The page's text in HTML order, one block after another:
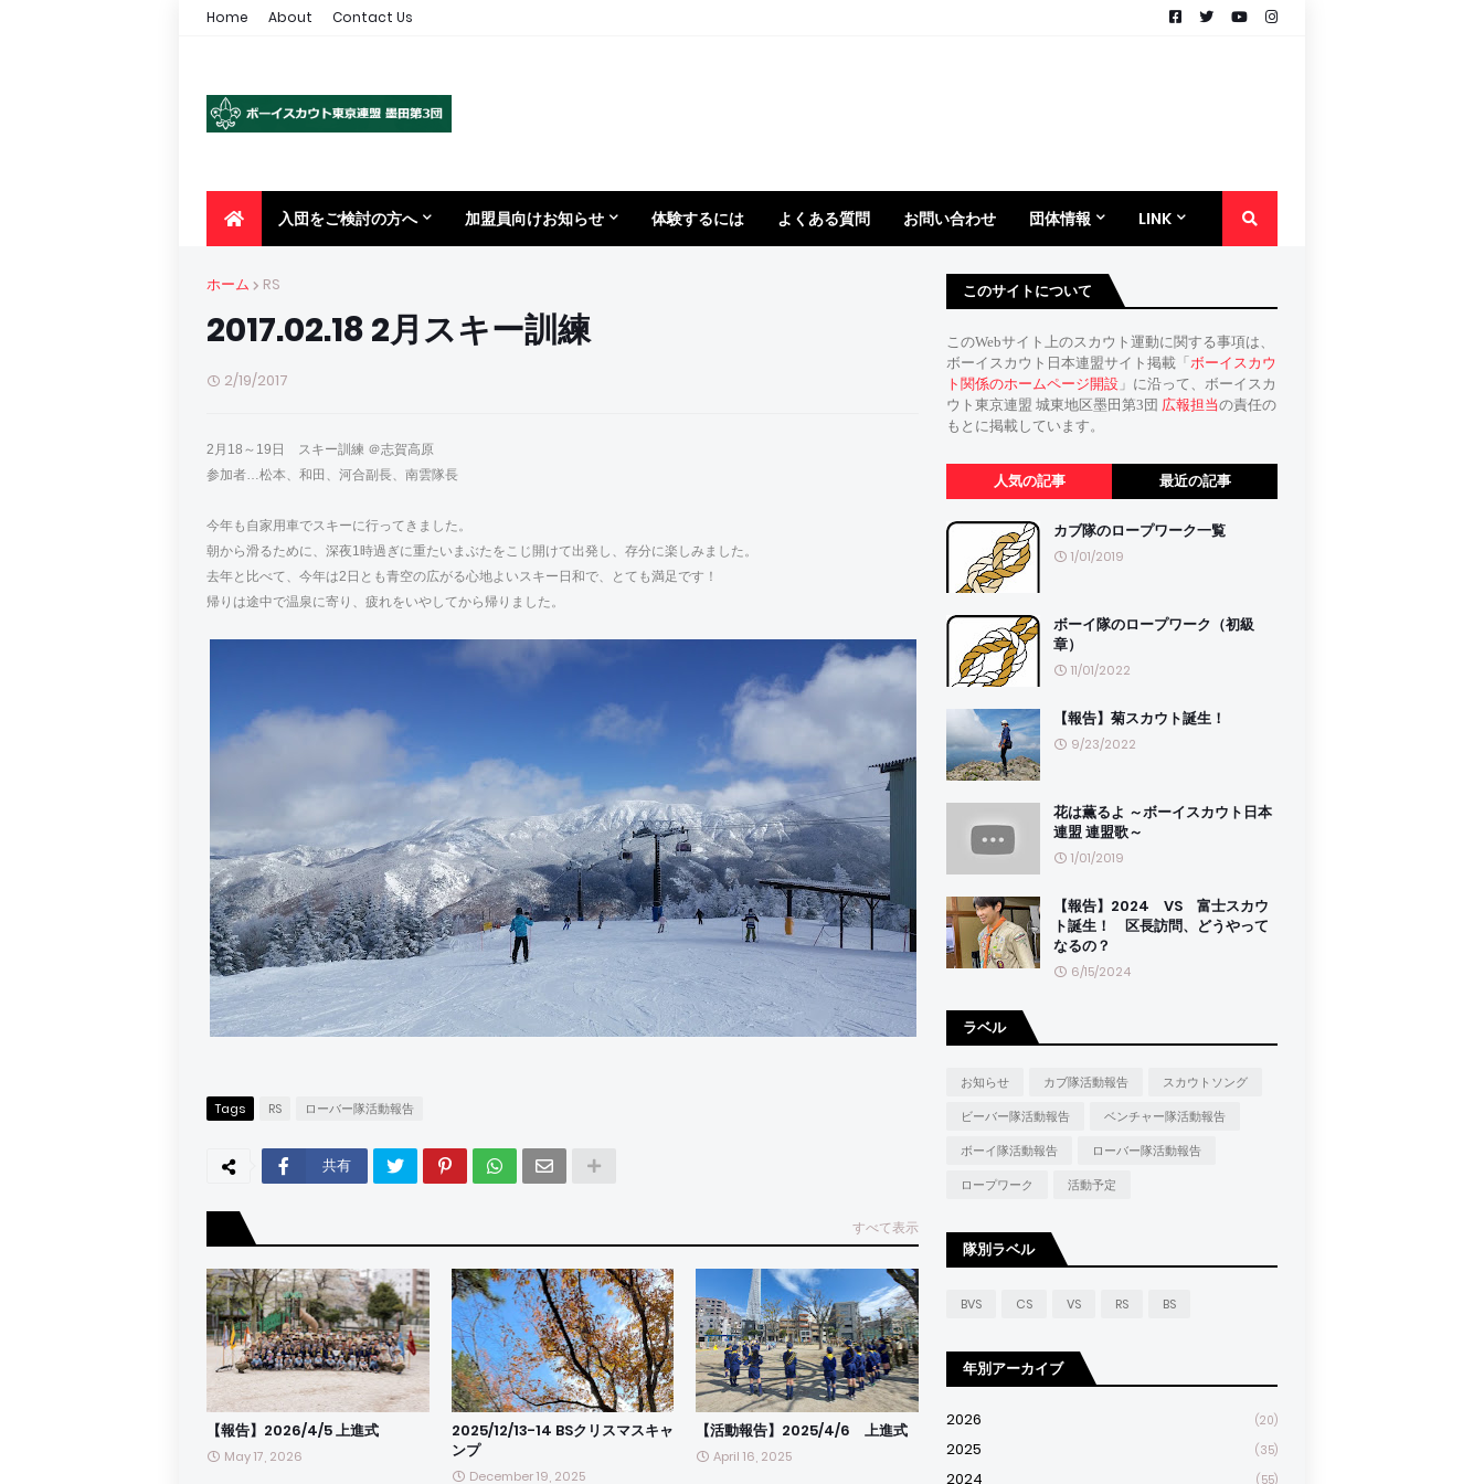
Home About Contact Us
入団をご検討の方へ 加盟員向けお知らせ 体験するには よくある質問 お問い合わせ 団体情報 LINK
ホーム RS
2017.02.18 2月スキー訓練
2/19/2017
2月18～19日 スキー訓練 ＠志賀高原
参加者…松本、和田、河合副長、南雲隊長
今年も自家用車でスキーに行ってきました。
朝から滑るために、深夜1時過ぎに重たいまぶたをこじ開けて出発し、存分に楽しみました。
去年と比べて、今年は2日とも青空の広がる心地よいスキー日和で、とても満足です！
帰りは途中で温泉に寄り、疲れをいやしてから帰りました。
Tags RS ローバー隊活動報告
共有
すべて表示
【報告】2026/4/5 上進式
May 17, 2026
2025/12/13-14 BSクリスマスキャ
ンプ
December 19, 2025
【活動報告】2025/4/6 上進式
April 16, 2025
このサイトについて
このWebサイト上のスカウト運動に関する事項は、
ボーイスカウト日本連盟サイト掲載「 ボーイスカウ
ト関係のホームページ開設 」に沿って、ボーイスカ
ウト東京連盟 城東地区墨田第3団 広報担当の責任の
もとに掲載しています。
人気の記事 最近の記事
カブ隊のロープワーク一覧
1/01/2019
ボーイ隊のロープワーク（初級
章）
11/01/2022
【報告】菊スカウト誕生！
9/23/2022
花は薫るよ ～ボーイスカウト日本
連盟 連盟歌～
1/01/2019
【報告】2024 VS 富士スカウ
ト誕生！ 区長訪問、どうやって
なるの？
6/15/2024
ラベル
お知らせ カブ隊活動報告
スカウトソング
ビーバー隊活動報告
ベンチャー隊活動報告
ボーイ隊活動報告
ローバー隊活動報告
ロープワーク
活動予定
隊別ラベル
BVS CS VS RS BS
年別アーカイブ
2026 (20)
2025 (35)
2024 (55)